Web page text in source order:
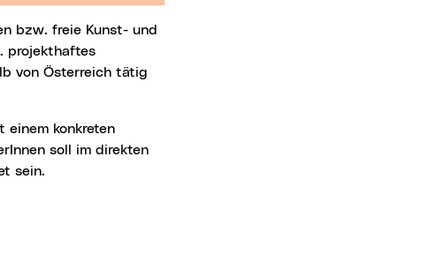
bzw. freie Kunst- und
projekthaftes
von Österreich tätig
soll im direkten
sein.